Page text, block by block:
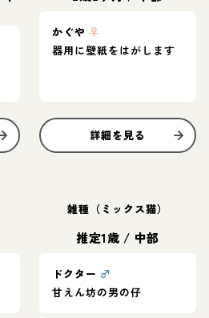
かぐや ♀
器用に壁紙をはがします
詳細を見る
雑種（ミックス猫）
推定1歳 / 中部
ドクター ♂
甘えん坊の男の仔